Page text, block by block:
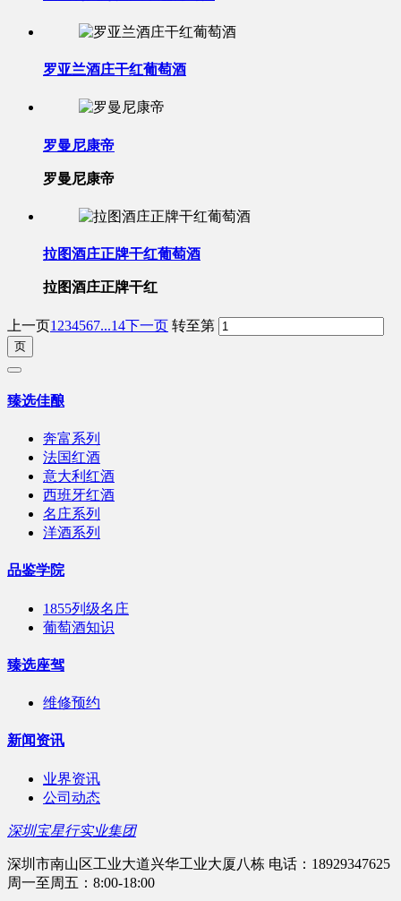
罗亚兰酒庄干红葡萄酒
罗曼尼康帝
罗曼尼康帝
拉图酒庄正牌干红葡萄酒
拉图酒庄正牌干红
上一页1 234567...14下一页 转至第
臻选佳酿
奔富系列
法国红酒
意大利红酒
西班牙红酒
名庄系列
洋酒系列
品鉴学院
1855列级名庄
葡萄酒知识
臻选座驾
维修预约
新闻资讯
业界资讯
公司动态
深圳宝星行实业集团
深圳市南山区工业大道兴华工业大厦八栋 电话：18929347625
周一至周五：8:00-18:00